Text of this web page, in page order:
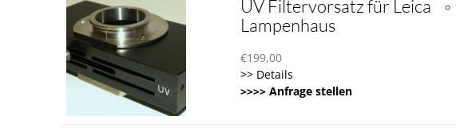
UV Filtervorsatz für Leica
Lampenhaus
€199,00
>> Details
>>>> Anfrage stellen